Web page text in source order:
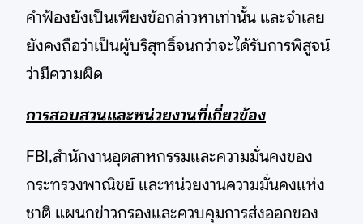
คำฟ้องยังเป็นเพียงข้อกล่าวหาเท่านั้น และจำเลย
ยังคงถือว่าเป็นผู้บริสุทธิ์จนกว่าจะได้รับการพิสูจน์
ว่ามีความผิด
การสอบสวนและหน่วยงานที่เกี่ยวข้อง
FBI,สำนักงานอุตสาหกรรมและความมั่นคงของ
กระทรวงพาณิชย์ และหน่วยงานความมั่นคงแห่ง
ชาติ แผนกข่าวกรองและควบคุมการส่งออกของ